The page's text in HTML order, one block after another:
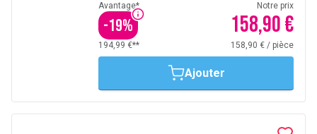
Avantage*
-19%
Notre prix
158,90 €
194,99 €** 158,90 € / pièce
Ajouter